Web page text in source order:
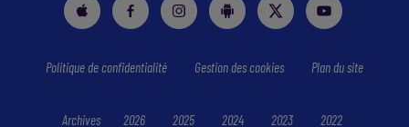
Politique de confidentialité Gestion des cookies Plan du site
Archives 2026 2025 2024 2023 2022